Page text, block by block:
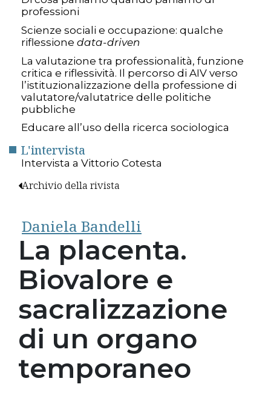
professioni
Scienze sociali e occupazione: qualche
riflessione data-driven
La valutazione tra professionalità, funzione
critica e riflessività. Il percorso di AIV verso
l’istituzionalizzazione della professione di
valutatore/valutatrice delle politiche
pubbliche
Educare all’uso della ricerca sociologica
L'intervista
Intervista a Vittorio Cotesta
Archivio della rivista
Daniela Bandelli
La placenta.
Biovalore e
sacralizzazione
di un organo
temporaneo